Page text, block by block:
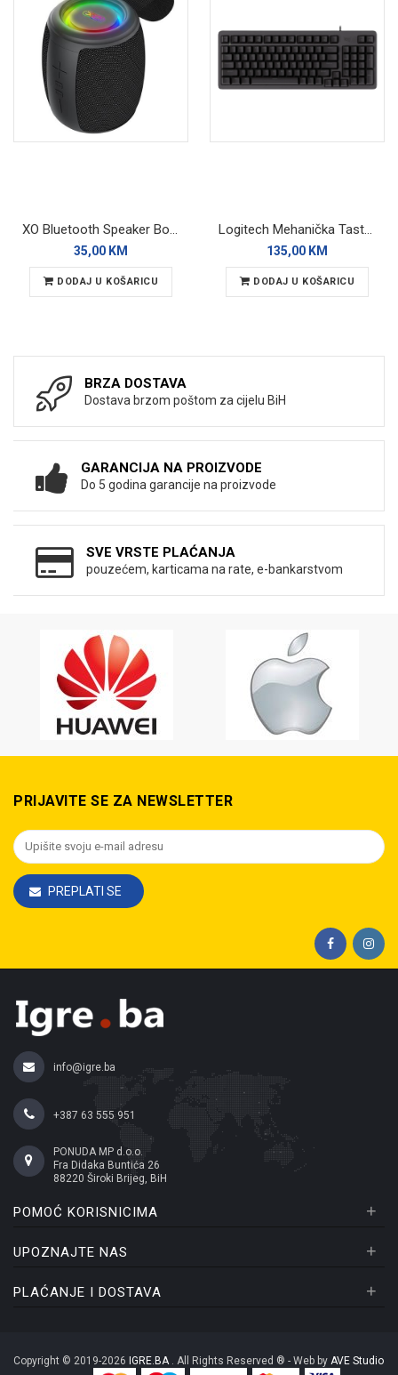
XO Bluetooth Speaker BoomBox F82 Black RGB
35,00 KM
DODAJ U KOŠARICU
Logitech Mehanička Tastatura K848 Backlight
135,00 KM
DODAJ U KOŠARICU
BRZA DOSTAVA
Dostava brzom poštom za cijelu BiH
GARANCIJA NA PROIZVODE
Do 5 godina garancije na proizvode
SVE VRSTE PLAĆANJA
pouzećem, karticama na rate, e-bankarstvom
PRIJAVITE SE ZA NEWSLETTER
PREPLATI SE
info@igre.ba
+387 63 555 951
PONUDA MP d.o.o.
Fra Didaka Buntića 26
88220 Široki Brijeg, BiH
POMOĆ KORISNICIMA +
UPOZNAJTE NAS +
PLAĆANJE I DOSTAVA +
Copyright © 2019-2026 IGRE.BA . All Rights Reserved ® - Web by AVE Studio